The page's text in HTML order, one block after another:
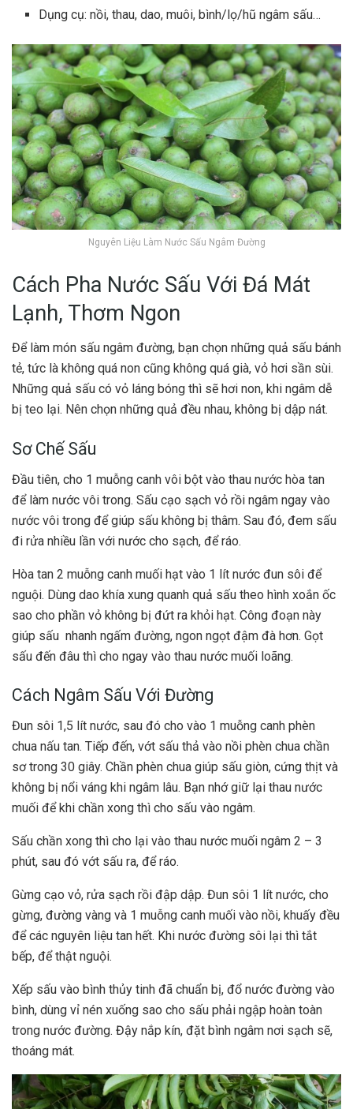
Dụng cụ: nồi, thau, dao, muôi, bình/lọ/hũ ngâm sấu…
Nguyên Liệu Làm Nước Sấu Ngâm Đường
Cách Pha Nước Sấu Với Đá Mát
Lạnh, Thơm Ngon
Để làm món sấu ngâm đường, bạn chọn những quả sấu bánh
tẻ, tức là không quá non cũng không quá già, vỏ hơi sần sùi.
Những quả sấu có vỏ láng bóng thì sẽ hơi non, khi ngâm dễ
bị teo lại. Nên chọn những quả đều nhau, không bị dập nát.
Sơ Chế Sấu
Đầu tiên, cho 1 muỗng canh vôi bột vào thau nước hòa tan
để làm nước vôi trong. Sấu cạo sạch vỏ rồi ngâm ngay vào
nước vôi trong để giúp sấu không bị thâm. Sau đó, đem sấu
đi rửa nhiều lần với nước cho sạch, để ráo.
Hòa tan 2 muỗng canh muối hạt vào 1 lít nước đun sôi để
nguội. Dùng dao khía xung quanh quả sấu theo hình xoắn ốc
sao cho phần vỏ không bị đứt ra khỏi hạt. Công đoạn này
giúp sấu nhanh ngấm đường, ngon ngọt đậm đà hơn. Gọt
sấu đến đâu thì cho ngay vào thau nước muối loãng.
Cách Ngâm Sấu Với Đường
Đun sôi 1,5 lít nước, sau đó cho vào 1 muỗng canh phèn
chua nấu tan. Tiếp đến, vớt sấu thả vào nồi phèn chua chần
sơ trong 30 giây. Chần phèn chua giúp sấu giòn, cứng thịt và
không bị nổi váng khi ngâm lâu. Bạn nhớ giữ lại thau nước
muối để khi chần xong thì cho sấu vào ngâm.
Sấu chần xong thì cho lại vào thau nước muối ngâm 2 – 3
phút, sau đó vớt sấu ra, để ráo.
Gừng cạo vỏ, rửa sạch rồi đập dập. Đun sôi 1 lít nước, cho
gừng, đường vàng và 1 muỗng canh muối vào nồi, khuấy đều
để các nguyên liệu tan hết. Khi nước đường sôi lại thì tắt
bếp, để thật nguội.
Xếp sấu vào bình thủy tinh đã chuẩn bị, đổ nước đường vào
bình, dùng vỉ nén xuống sao cho sấu phải ngập hoàn toàn
trong nước đường. Đậy nắp kín, đặt bình ngâm nơi sạch sẽ,
thoáng mát.